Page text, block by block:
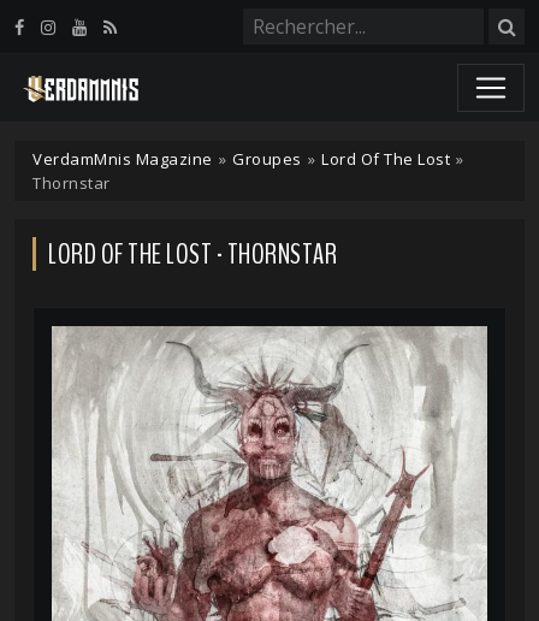
VerdamMnis Magazine » Groupes » Lord Of The Lost »
Thornstar
LORD OF THE LOST - THORNSTAR
Panneau de gestion des cookies